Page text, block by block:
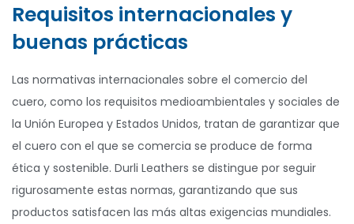
Requisitos internacionales y
buenas prácticas
Las normativas internacionales sobre el comercio del
cuero, como los requisitos medioambientales y sociales de
la Unión Europea y Estados Unidos, tratan de garantizar que
el cuero con el que se comercia se produce de forma
ética y sostenible. Durli Leathers se distingue por seguir
rigurosamente estas normas, garantizando que sus
productos satisfacen las más altas exigencias mundiales.